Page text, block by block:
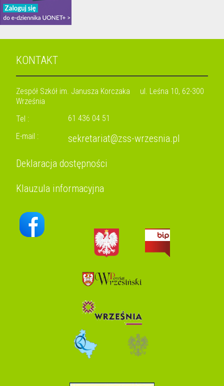
KONTAKT
Zespół Szkół im. Janusza Korczaka ul. Leśna 10, 62-300
Września
Tel :
61 436 04 51
E-mail :
sekretariat@zss-wrzesnia.pl
Deklaracja dostępności
Klauzula informacyjna